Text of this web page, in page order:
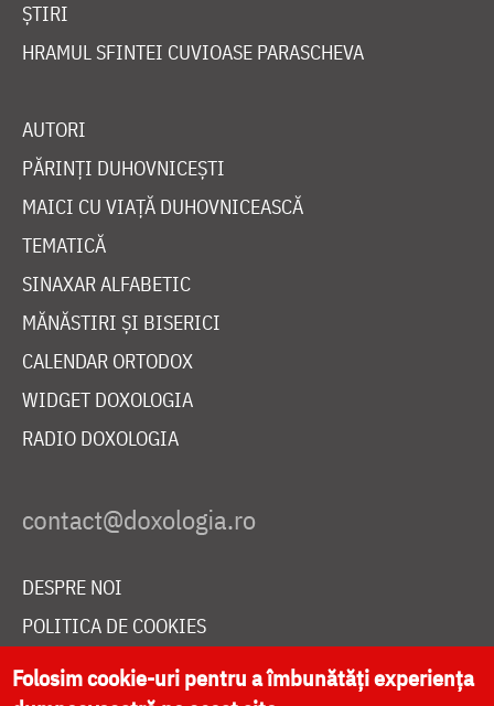
ȘTIRI
HRAMUL SFINTEI CUVIOASE PARASCHEVA
AUTORI
PĂRINȚI DUHOVNICEȘTI
MAICI CU VIAȚĂ DUHOVNICEASCĂ
TEMATICĂ
SINAXAR ALFABETIC
MĂNĂSTIRI ȘI BISERICI
CALENDAR ORTODOX
WIDGET DOXOLOGIA
RADIO DOXOLOGIA
DESPRE NOI
POLITICA DE COOKIES
DONEAZĂ ONLINE PENTRU CATEDRALA NAȚIONALĂ
Folosim cookie-uri pentru a îmbunătăți experiența